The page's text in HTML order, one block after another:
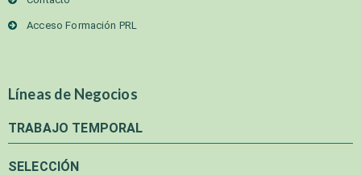
Acceso Formación PRL
Líneas de Negocios
TRABAJO TEMPORAL
SELECCIÓN